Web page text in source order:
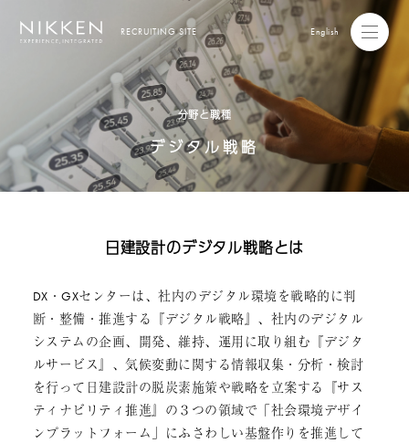
RECRUITING SITE English
分野と職種
デジタル戦略
日建設計のデジタル戦略とは
DX・GXセンターは、社内のデジタル環境を戦略的に判
断・整備・推進する『デジタル戦略』、社内のデジタル
システムの企画、開発、維持、運用に取り組む『デジタ
ルサービス』、気候変動に関する情報収集・分析・検討
を行って日建設計の脱炭素施策や戦略を立案する『サス
ティナビリティ推進』の３つの領域で「社会環境デザイ
ンプラットフォーム」にふさわしい基盤作りを推進して